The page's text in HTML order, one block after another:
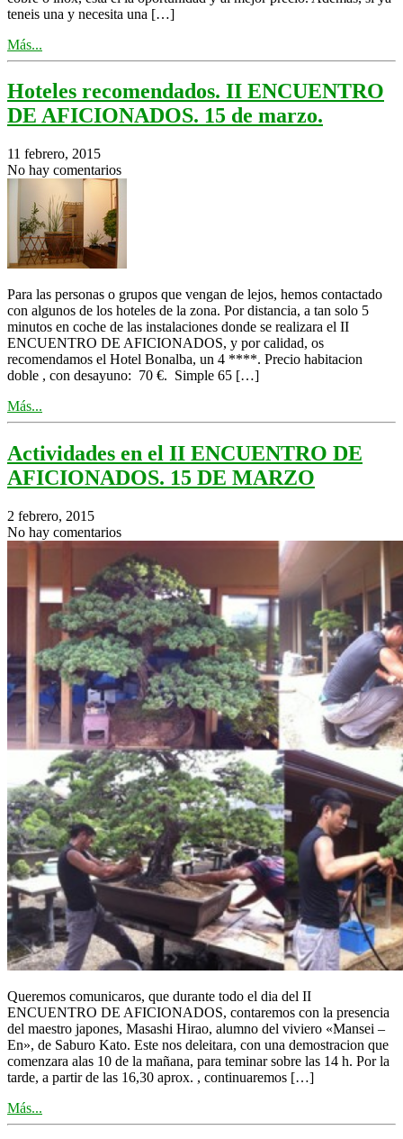
teneis una y necesita una […]
Más...
Hoteles recomendados. II ENCUENTRO
DE AFICIONADOS. 15 de marzo.
11 febrero, 2015
No hay comentarios
Para las personas o grupos que vengan de lejos, hemos contactado
con algunos de los hoteles de la zona. Por distancia, a tan solo 5
minutos en coche de las instalaciones donde se realizara el II
ENCUENTRO DE AFICIONADOS, y por calidad, os
recomendamos el Hotel Bonalba, un 4 ****. Precio habitacion
doble , con desayuno: 70 €. Simple 65 […]
Más...
Actividades en el II ENCUENTRO DE
AFICIONADOS. 15 DE MARZO
2 febrero, 2015
No hay comentarios
Queremos comunicaros, que durante todo el dia del II
ENCUENTRO DE AFICIONADOS, contaremos con la presencia
del maestro japones, Masashi Hirao, alumno del viviero «Mansei –
En», de Saburo Kato. Este nos deleitara, con una demostracion que
comenzara alas 10 de la mañana, para teminar sobre las 14 h. Por la
tarde, a partir de las 16,30 aprox. , continuaremos […]
Más...